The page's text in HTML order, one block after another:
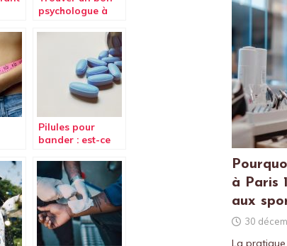
psychologue à
Pilules pour
bander : est-ce
améliorer son
érection ?
à Paris
aux
30
La